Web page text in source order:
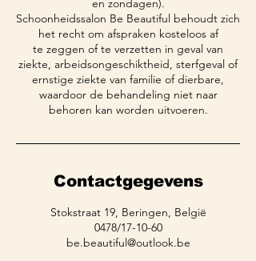
en zondagen).
Schoonheidssalon Be Beautiful behoudt zich
het recht om afspraken kosteloos af
te zeggen of te verzetten in geval van
ziekte, arbeidsongeschiktheid, sterfgeval of
ernstige ziekte van familie of dierbare,
waardoor de behandeling niet naar
behoren kan worden uitvoeren.
Contactgegevens
Stokstraat 19, Beringen, België
0478/17-10-60
be.beautiful@outlook.be